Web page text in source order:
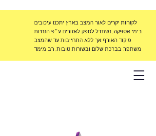
לקוחות יקרים לאור המצב בארץ יתכנו עיכובים
בימי אספקה, נשתדל לספק לאזורים ע״פ הנחיות
פיקוד האורף אך ללא התחייבות עד שהמצב
משתפר. בברכת שלום ובשורות טובות, רב מימד